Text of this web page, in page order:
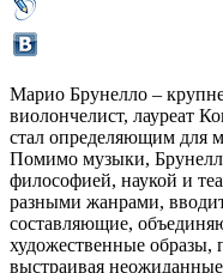
Марио Брунелло –
виолончелист, лауреат
стал определяющим для
Помимо музыки,
философией, наукой и
разными жанрами,
составляющие,
художественные
выстраивая